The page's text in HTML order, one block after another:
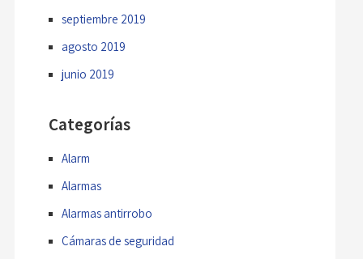
septiembre 2019
agosto 2019
junio 2019
Categorías
Alarm
Alarmas
Alarmas antirrobo
Cámaras de seguridad